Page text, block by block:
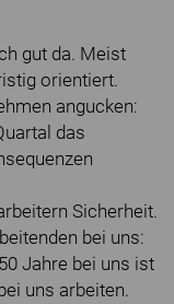
gut da. Meist
orientiert.
angucken:
das
Sicherheit.
bei uns:
Jahre bei uns ist
uns arbeiten.